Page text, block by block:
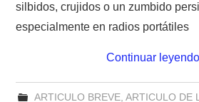
MORSE CW APRENDE Y MAS
NUESTRAS ACTIVIDADES !
PATROCINADORES
silbidos, crujidos o un zumbido
especialmente en radios portátiles
Continuar leyendo
ARTICULO BREVE, ARTICULO DE